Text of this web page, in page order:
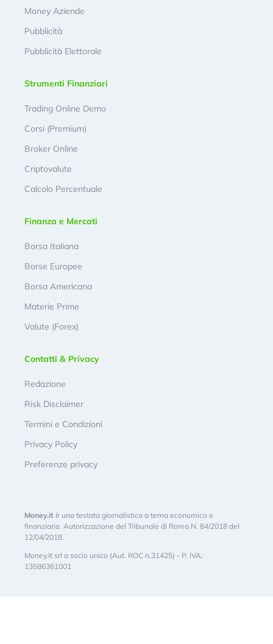
Money Aziende
Pubblicità
Pubblicità Elettorale
Strumenti Finanziari
Trading Online Demo
Corsi (Premium)
Broker Online
Criptovalute
Calcolo Percentuale
Finanza e Mercati
Borsa Italiana
Borse Europee
Borsa Americana
Materie Prime
Valute (Forex)
Contatti & Privacy
Redazione
Risk Disclaimer
Termini e Condizioni
Privacy Policy
Preferenze privacy
Money.it è una testata giornalistica a tema economico e
finanziario. Autorizzazione del Tribunale di Roma N. 84/2018 del
12/04/2018.
Money.it srl a socio unico (Aut. ROC n.31425) - P. IVA:
13586361001